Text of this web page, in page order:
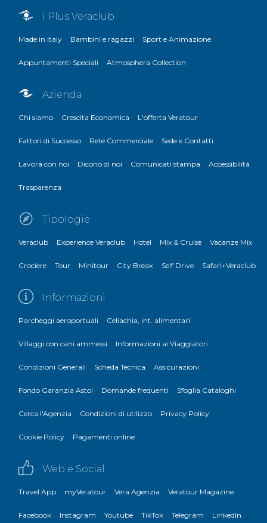
i Plus Veraclub
Made in Italy Bambini e ragazzi Sport e Animazione
Appuntamenti Speciali Atmosphera Collection
Azienda
Chi siamo Crescita Economica L'offerta Veratour
Fattori di Successo Rete Commerciale Sede e Contatti
Lavora con noi Dicono di noi Comunicati stampa Accessibilità
Trasparenza
Tipologie
Veraclub Experience Veraclub Hotel Mix & Cruise Vacanze Mix
Crociere Tour Minitour City Break Self Drive Safari+Veraclub
Informazioni
Parcheggi aeroportuali Celiachia, int. alimentari
Villaggi con cani ammessi Informazioni ai Viaggiatori
Condizioni Generali Scheda Tecnica Assicurazioni
Fondo Garanzia Astoi Domande frequenti Sfoglia Cataloghi
Cerca l'Agenzia Condizioni di utilizzo Privacy Policy
Cookie Policy Pagamenti online
Web e Social
Travel App myVeratour Vera Agenzia Veratour Magazine
Facebook Instagram Youtube TikTok Telegram LinkedIn